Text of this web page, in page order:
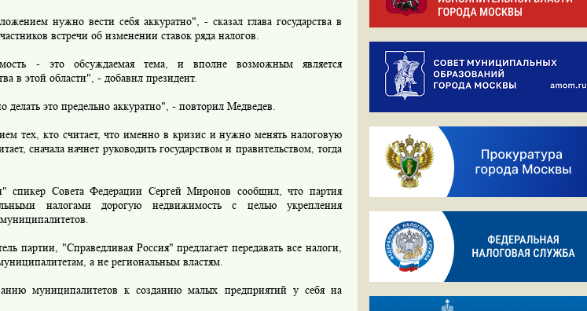
нужно вести себя аккуратно", - сказал глава государства в
встречи об изменении ставок ряда налогов.
- это обсуждаемая тема, и вполне возможным является
в этой области", - добавил президент.
это предельно аккуратно", - повторил Медведев.
тех, кто считает, что именно в кризис и нужно менять налоговую
сначала начнет руководить государством и правительством, тогда
Совета Федерации Сергей Миронов сообщил, что партия
налогами дорогую недвижимость с целью укрепления
партии, "Справедливая Россия" предлагает передавать все налоги,
а не региональным властям.
муниципалитетов к созданию малых предприятий у себя на